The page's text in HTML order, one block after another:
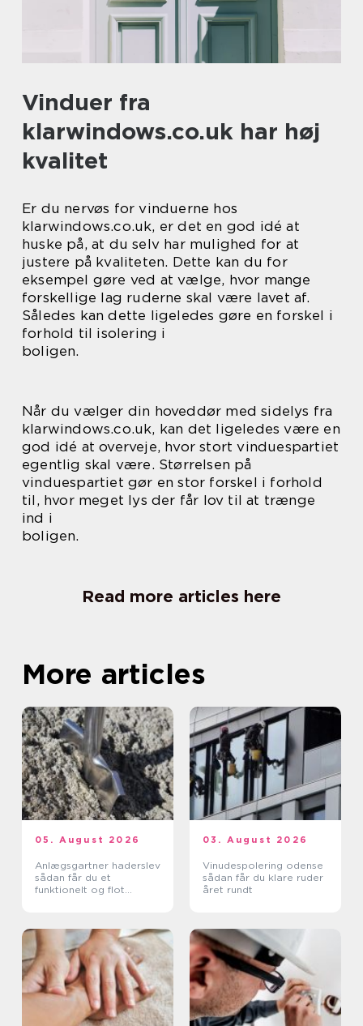
Vinduer fra
klarwindows.co.uk har høj
kvalitet
Er du nervøs for vinduerne hos
klarwindows.co.uk, er det en god idé at
huske på, at du selv har mulighed for at
justere på kvaliteten. Dette kan du for
eksempel gøre ved at vælge, hvor mange
forskellige lag ruderne skal være lavet af.
Således kan dette ligeledes gøre en forskel i
forhold til isolering i
boligen.
Når du vælger din hoveddør med sidelys fra
klarwindows.co.uk, kan det ligeledes være en
god idé at overveje, hvor stort vinduespartiet
egentlig skal være. Størrelsen på
vinduespartiet gør en stor forskel i forhold
til, hvor meget lys der får lov til at trænge
ind i
boligen.
Read more articles here
More articles
05. August 2026
Anlægsgartner haderslev
sådan får du et
funktionelt og flot
03. August 2026
Vinudespolering odense
sådan får du klare ruder
året rundt